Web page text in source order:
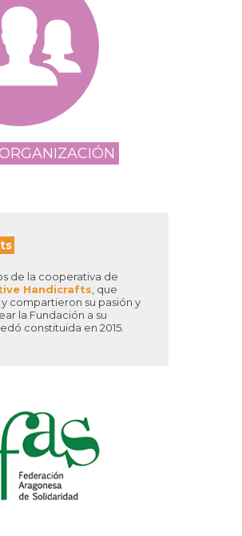
de la cooperativa de
Handicrafts , que
compartieron su pasión y
la Fundación a su
constituida en 2015.